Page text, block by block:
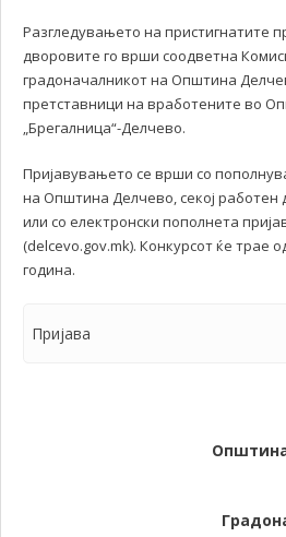
Разгледувањето на пристигнатите
дворовите го врши соодветна
градоначалникот на Општина
претставници на вработените во
„Брегалница“-Делчево.
Пријавувањето се врши со
на Општина Делчево, секој работен
или со електронски пополнета
(delcevo.gov.mk). Конкурсот ќе трае
година.
Пријава
Општина